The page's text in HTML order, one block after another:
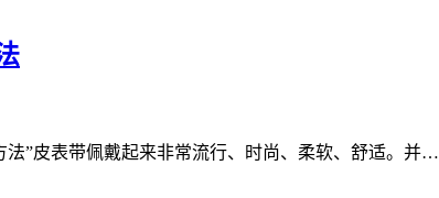
”皮表带佩戴起来非常流行、时尚、柔软、舒适。并…